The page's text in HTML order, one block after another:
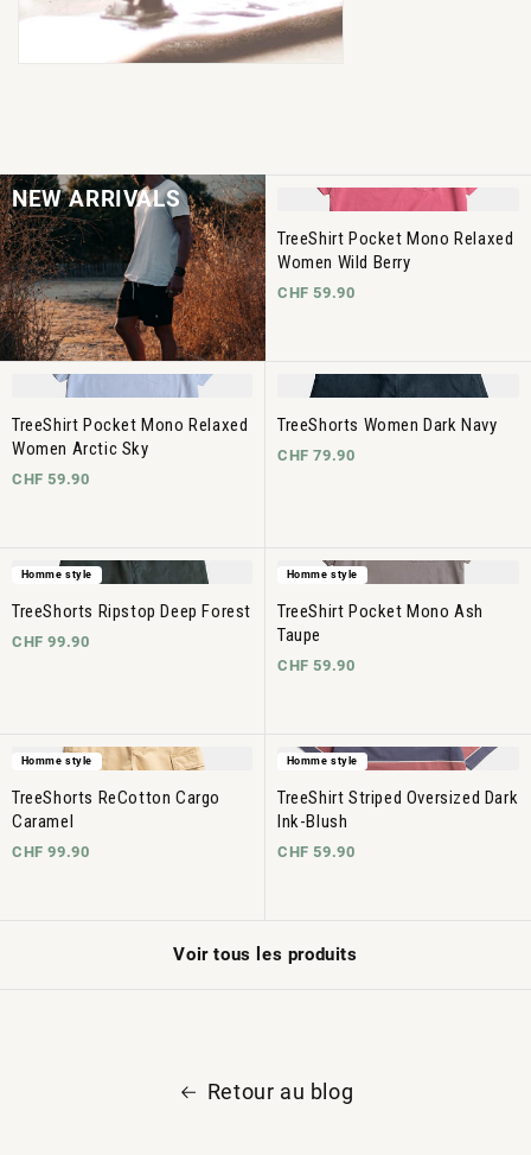
NEW ARRIVALS
TreeShirt Pocket Mono Relaxed
Women Wild Berry
CHF 59.90
TreeShirt Pocket Mono Relaxed
Women Arctic Sky
CHF 59.90
TreeShorts Women Dark Navy
CHF 79.90
Homme style
TreeShorts Ripstop Deep Forest
CHF 99.90
Homme style
TreeShirt Pocket Mono Ash
Taupe
CHF 59.90
Homme style
TreeShorts ReCotton Cargo
Caramel
CHF 99.90
Homme style
TreeShirt Striped Oversized Dark
Ink-Blush
CHF 59.90
Voir tous les produits
Retour au blog